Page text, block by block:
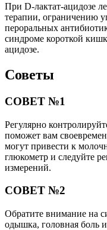
При D-лактат-ацидозе
терапии, ограничению
пероральных
синдроме короткой
ацидозе.
Советы
СОВЕТ №1
Регулярно
поможет вам
могут привести к
глюкометр и следуйте
измерений.
СОВЕТ №2
Обратите внимание на
одышка, головная боль